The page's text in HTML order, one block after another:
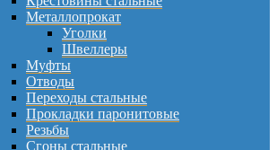
Металлопрокат
Уголки
Швеллеры
Муфты
Отводы
Переходы стальные
Прокладки паронитовые
Резьбы
Сгоны стальные